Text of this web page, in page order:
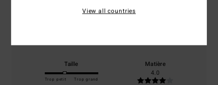
Taille
Trop petit Trop grand
Matière
4.0
View all countries